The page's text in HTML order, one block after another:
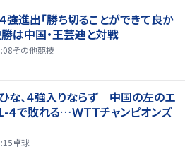
強進出「勝ち切ることができて良か
は中国・王芸迪と対戦
その他競技
ひな、４強入りならず 中国の左のエ
-４で敗れる…ＷＴＴチャンピオンズ
卓球